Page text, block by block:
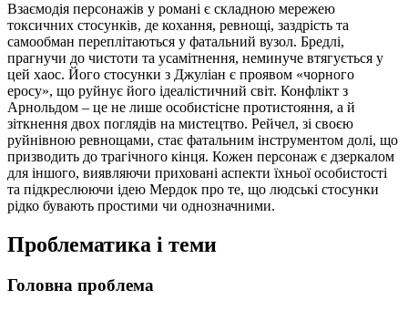
Взаємодія персонажів у романі є складною мережею
токсичних стосунків, де кохання, ревнощі, заздрість та
самообман переплітаються у фатальний вузол. Бредлі,
прагнучи до чистоти та усамітнення, неминуче втягується у
цей хаос. Його стосунки з Джуліан є проявом «чорного
еросу», що руйнує його ідеалістичний світ. Конфлікт з
Арнольдом – це не лише особистісне протистояння, а й
зіткнення двох поглядів на мистецтво. Рейчел, зі своєю
руйнівною ревнощами, стає фатальним інструментом долі, що
призводить до трагічного кінця. Кожен персонаж є дзеркалом
для іншого, виявляючи приховані аспекти їхньої особистості
та підкреслюючи ідею Мердок про те, що людські стосунки
рідко бувають простими чи однозначними.
Проблематика і теми
Головна проблема